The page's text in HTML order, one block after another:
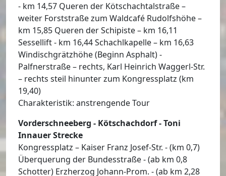
- km 14,57 Queren der Kötschachtalstraße –
weiter Forststraße zum Waldcafé Rudolfshöhe –
km 15,85 Queren der Schipiste – km 16,11
Sessellift - km 16,44 Schachlkapelle – km 16,63
Windischgrätzhöhe (Beginn Asphalt) -
Palfnerstraße – rechts, Karl Heinrich Waggerl-Str.
– rechts steil hinunter zum Kongressplatz (km
19,40)
Charakteristik: anstrengende Tour
Vorderschneeberg - Kötschachdorf - Toni
Innauer Strecke
Kongressplatz – Kaiser Franz Josef-Str. - (km 0,7)
Überquerung der Bundesstraße - (ab km 0,8
Schotter) Erzherzog Johann-Prom. - (ab km 2,28